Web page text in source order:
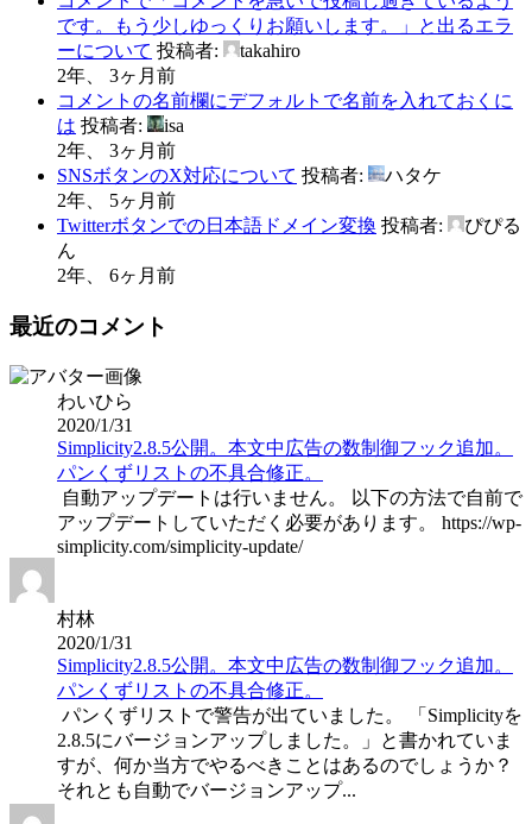
です。もう少しゆっくりお願いします。」と出るエラ
ーについて 投稿者:
takahiro
2年、 3ヶ月前
コメントの名前欄にデフォルトで名前を入れておくに
は 投稿者:
isa
2年、 3ヶ月前
SNSボタンのX対応について 投稿者:
ハタケ
2年、 5ヶ月前
Twitterボタンでの日本語ドメイン変換 投稿者:
ぴぴる
ん
2年、 6ヶ月前
最近のコメント
わいひら
2020/1/31
Simplicity2.8.5公開。本文中広告の数制御フック追加。
パンくずリストの不具合修正。
自動アップデートは行いません。 以下の方法で自前で
アップデートしていただく必要があります。 https://wp-
simplicity.com/simplicity-update/
村林
2020/1/31
Simplicity2.8.5公開。本文中広告の数制御フック追加。
パンくずリストの不具合修正。
パンくずリストで警告が出ていました。 「Simplicityを
2.8.5にバージョンアップしました。」と書かれていま
すが、何か当方でやるべきことはあるのでしょうか？
それとも自動でバージョンアップ...